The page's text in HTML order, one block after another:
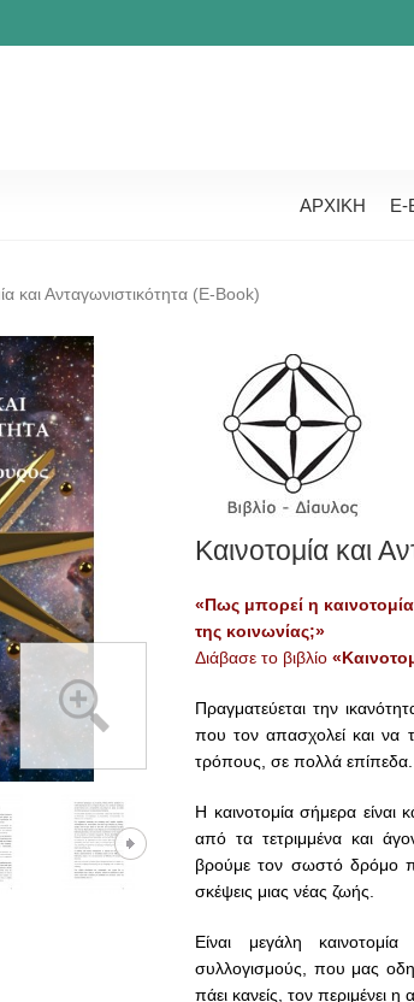
ΑΡΧΙΚΗ E-
και Ανταγωνιστικότητα (E-Book)
Καινοτομία και
«Πως μπορεί η
της κοινωνίας;»
Διάβασε το βιβλίο
Πραγματεύεται την
που τον απασχολεί και να
τρόπους, σε πολλά επίπεδα.
Η καινοτομία σήμερα
από τα τετριμμένα και
βρούμε τον σωστό δρόμο
σκέψεις μιας νέας ζωής.
Είναι μεγάλη
συλλογισμούς, που μας
πάει κανείς, τον περιμένει